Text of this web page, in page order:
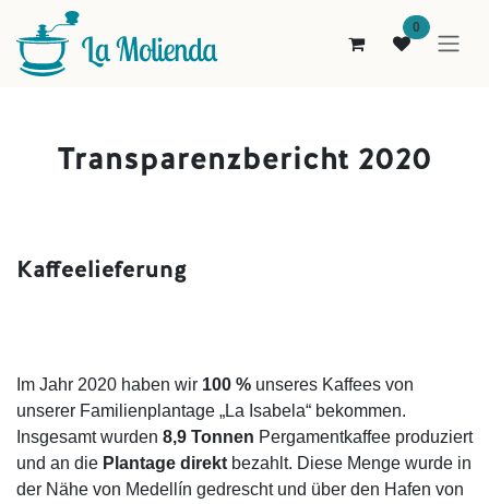
Zum Inhalt springen
0
Transparenzbericht 2020
Kaffeelieferung
Im Jahr 2020 haben wir 100 % unseres Kaffees von
unserer Familienplantage „La Isabela“ bekommen.
Insgesamt wurden 8,9 Tonnen Pergamentkaffee produziert
und an die Plantage direkt bezahlt. Diese Menge wurde in
der Nähe von Medellín gedrescht und über den Hafen von